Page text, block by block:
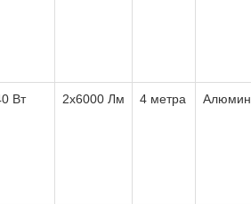
Вт 2x6000 Лм 4 метра